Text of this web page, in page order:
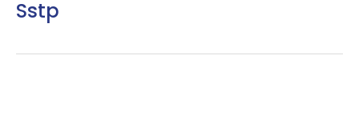
Sstp